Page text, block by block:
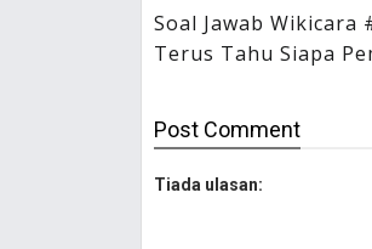
Soal Jawab
Terus Tahu Siapa
Post Comment
Tiada ulasan: